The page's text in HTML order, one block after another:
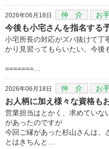
2026年06月18日 仲 介 お
今後も小宅さんを指名する
小宅所長の対応がズバ抜けて丁
かり見習ってもらいたい。今後
=======…
2026年06月18日 仲 介 お
お人柄に加え様々な資格も
営業担当はとかく、求めていな
があったのですが
今回ご縁があった杉山さんは、
とはきちんと…